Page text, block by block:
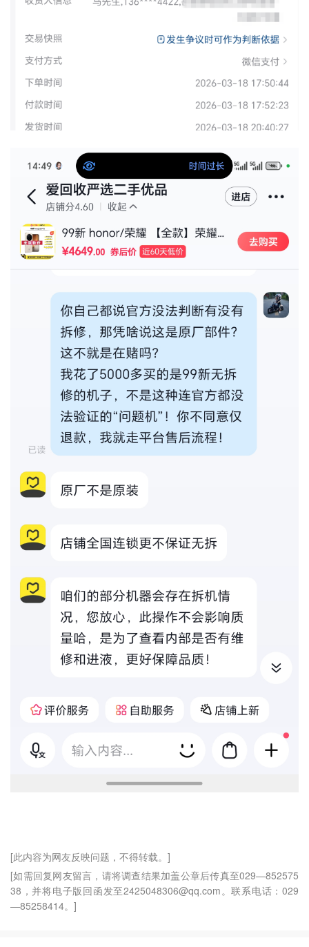
[此内容为网友反映问题，不得转载。]
[如需回复网友留言，请将调查结果加盖公章后传真至029—852575
38，并将电子版回函发至2425048306@qq.com。联系电话：029
—85258414。]